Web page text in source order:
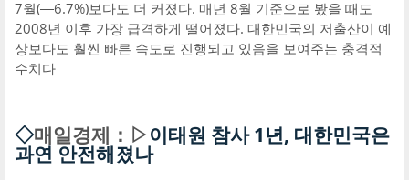
7월(―6.7%)보다도 더 커졌다. 매년 8월 기준으로 봤을 때도
2008년 이후 가장 급격하게 떨어졌다. 대한민국의 저출산이 예
상보다도 훨씬 빠른 속도로 진행되고 있음을 보여주는 충격적
수치다
◇매일경제：▷이태원 참사 1년, 대한민국은
과연 안전해졌나